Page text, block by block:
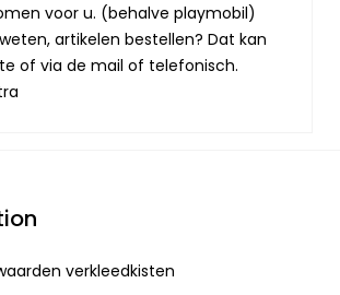
voor u. (behalve playmobil)
artikelen bestellen? Dat kan
of via de mail of telefonisch.
verkleedkisten